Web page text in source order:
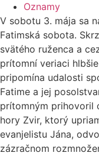
Oznamy
V sobotu 3. mája sa
Fatimská sobota.
svätého ruženca a
prítomní veriaci
pripomína udalosti
Fatime a jej
prítomným prihovoril
hory Zvir, ktorý
evanjelistu Jána,
zázračnom